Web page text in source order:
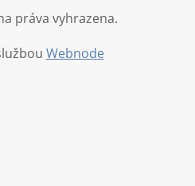
práva vyhrazena.
Webnode